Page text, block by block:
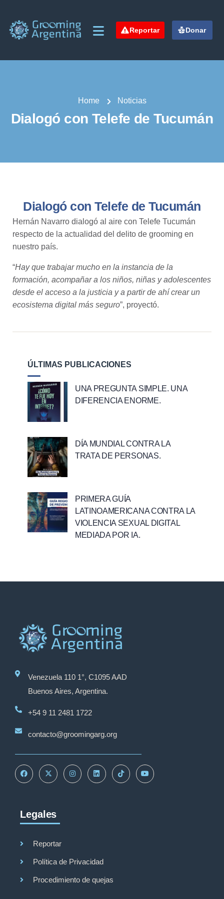
Reportar Donar
Home Noticias
Dialogó con Telefe de Tucumán
Dialogó con Telefe de Tucumán
Hernán Navarro dialogó al aire con Telefe Tucumán
respecto de la actualidad del delito de grooming en
nuestro país.
“Hay que trabajar mucho en la instancia de la
formación, acompañar a los niños, niñas y adolescentes
desde el acceso a la justicia y a partir de ahí crear un
ecosistema digital más seguro”, proyectó.
ÚLTIMAS PUBLICACIONES
UNA PREGUNTA SIMPLE. UNA
DIFERENCIA ENORME.
DÍA MUNDIAL CONTRA LA
TRATA DE PERSONAS.
PRIMERA GUÍA
LATINOAMERICANA CONTRA LA
VIOLENCIA SEXUAL DIGITAL
MEDIADA POR IA.
Venezuela 110 1°, C1095 AAD
Buenos Aires, Argentina.
+54 9 11 2481 1722
contacto@groomingarg.org
Legales
Reportar
Política de Privacidad
Procedimiento de quejas